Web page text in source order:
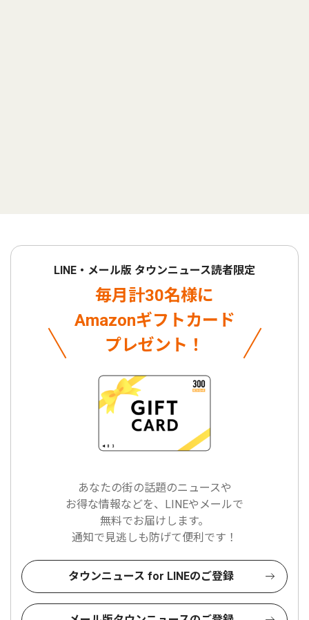
LINE・メール版 タウンニュース読者限定
毎月計30名様に
Amazonギフトカード
プレゼント！
あなたの街の話題のニュースや
お得な情報などを、LINEやメールで
無料でお届けします。
通知で見逃しも防げて便利です！
タウンニュース for LINEのご登録